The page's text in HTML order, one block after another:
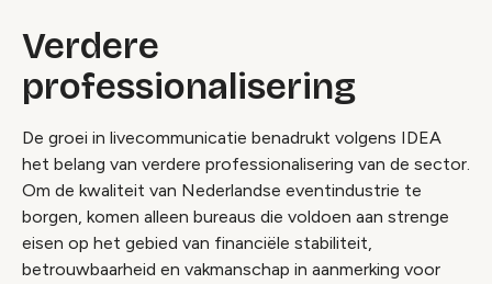
Verdere
professionalisering
De groei in livecommunicatie benadrukt volgens IDEA
het belang van verdere professionalisering van de sector.
Om de kwaliteit van Nederlandse eventindustrie te
borgen, komen alleen bureaus die voldoen aan strenge
eisen op het gebied van financiële stabiliteit,
betrouwbaarheid en vakmanschap in aanmerking voor